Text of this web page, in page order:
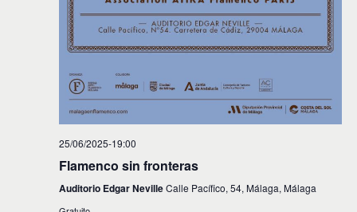
25/06/2025-19:00
Flamenco sin fronteras
Auditorio Edgar NevilleCalle Pacífico, 54, Málaga, Málaga